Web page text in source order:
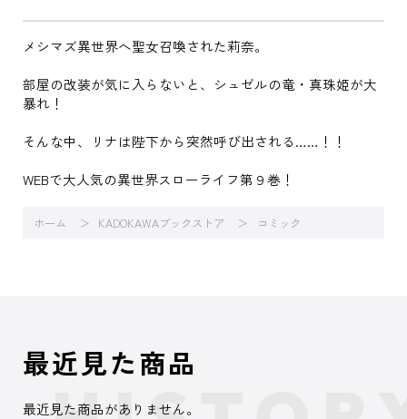
メシマズ異世界へ聖女召喚された莉奈。
部屋の改装が気に入らないと、シュゼルの竜・真珠姫が大
暴れ！
そんな中、リナは陛下から突然呼び出される……！！
WEBで大人気の異世界スローライフ第９巻！
ホーム KADOKAWAブックストア コミック
最近見た商品
最近見た商品がありません。